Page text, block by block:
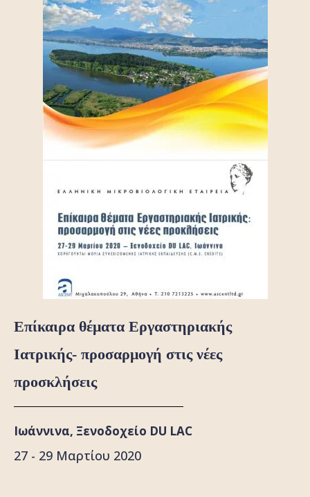
Επίκαιρα θέματα Εργαστηριακής
Ιατρικής- προσαρμογή στις νέες
προσκλήσεις
Ιωάννινα, Ξενοδοχείο DU LAC
27 - 29 Μαρτίου 2020